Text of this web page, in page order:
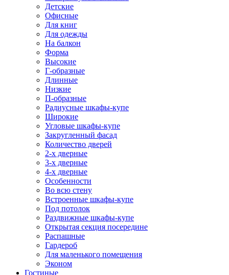
Детские
Офисные
Для книг
Для одежды
На балкон
Форма
Высокие
Г-образные
Длинные
Низкие
П-образные
Радиусные шкафы-купе
Широкие
Угловые шкафы-купе
Закругленный фасад
Количество дверей
2-х дверные
3-х дверные
4-х дверные
Особенности
Во всю стену
Встроенные шкафы-купе
Под потолок
Раздвижные шкафы-купе
Открытая секция посередине
Распашные
Гардероб
Для маленького помещения
Эконом
Гостиные